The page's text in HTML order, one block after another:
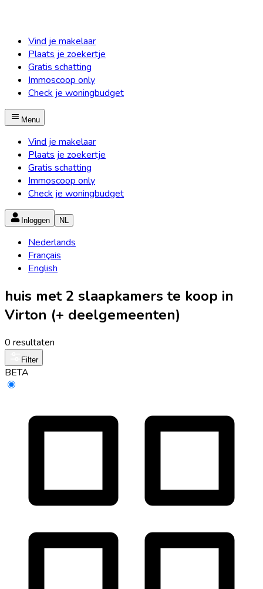
Vind je makelaar
Plaats je zoekertje
Gratis schatting
Immoscoop only
Check je woningbudget
Menu
Vind je makelaar
Plaats je zoekertje
Gratis schatting
Immoscoop only
Check je woningbudget
Inloggen NL
Nederlands
Français
English
huis met 2 slaapkamers te koop in
Virton (+ deelgemeenten)
0 resultaten
Filter
BETA